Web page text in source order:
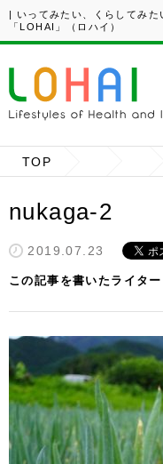
| いってみたい、くらしてみ
「LOHAI」（ロハイ）
TOP
nukaga-2
2019.07.23
この記事を書いたライター